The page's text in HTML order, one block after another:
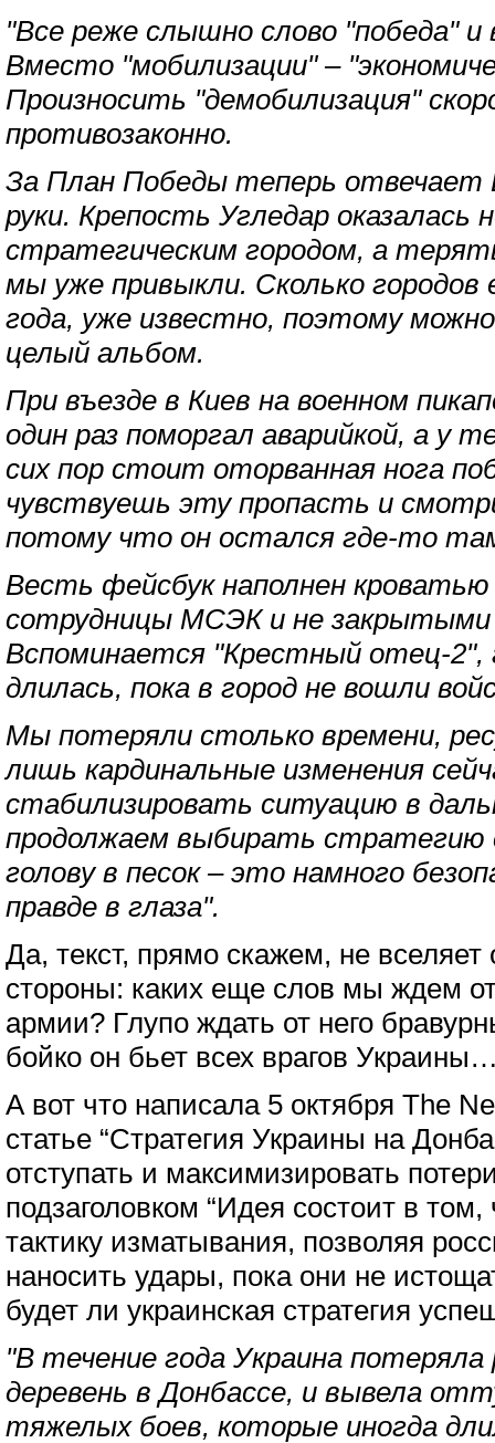
"Все реже слышно слово "победа" и
Вместо "мобилизации" –
Произносить "демобилизация"
противозаконно.
За План Победы теперь отвечает
руки. Крепость Угледар оказалась
стратегическим городом, а
мы уже привыкли. Сколько
года, уже известно, поэтому
целый альбом.
При въезде в Киев на военном
один раз поморгал аварийкой, а у
сих пор стоит оторванная нога
чувствуешь эту пропасть и
потому что он остался где-то
Весть фейсбук наполнен кроватью
сотрудницы МСЭК и не закрытыми
Вспоминается "Крестный отец-2",
длилась, пока в город не вошли
Мы потеряли столько времени,
лишь кардинальные изменения
стабилизировать ситуацию в
продолжаем выбирать стратегию
голову в песок – это намного
правде в глаза".
Да, текст, прямо скажем, не
стороны: каких еще слов мы ждем
армии? Глупо ждать от него
бойко он бьет всех врагов
А вот что написала 5 октября The
статье “Стратегия Украины на
отступать и максимизировать
подзаголовком “Идея состоит в
тактику изматывания, позволяя
наносить удары, пока они не
будет ли украинская стратегия
"В течение года Украина потеряла
деревень в Донбассе, и вывела
тяжелых боев, которые иногда